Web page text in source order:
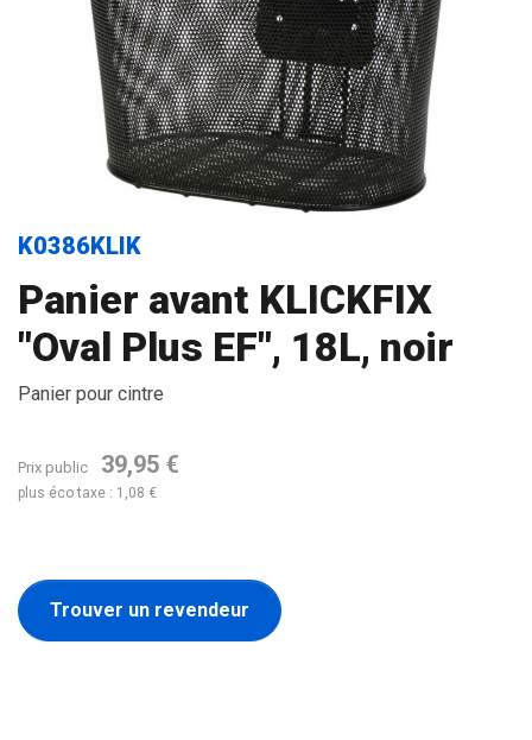
K0386KLIK
Panier avant KLICKFIX
"Oval Plus EF", 18L, noir
Panier pour cintre
Prix public 39,95 €
plus éco taxe : 1,08 €
Trouver un revendeur